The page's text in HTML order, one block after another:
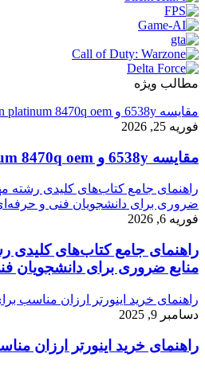
مطالب ویژه
مقایسه 6538y و intel xeon platinum 8470q oem
فوریه 25, 2026
مقایسه 6538y و intel xeon platinum 8470q oem
راهنمای جامع کتاب‌های کلیدی رشته
ضروری برای دانشجویان فنی و
فوریه 6, 2026
راهنمای جامع کتاب‌های کلیدی
منابع ضروری برای دانشجویان
راهنمای خرید اینورتر ارزان مناسب
دسامبر 9, 2025
راهنمای خرید اینورتر ارزان